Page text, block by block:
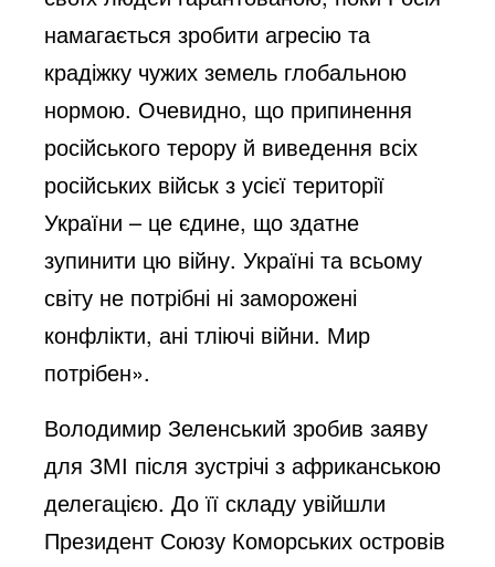
намагається зробити агресію та
крадіжку чужих земель глобальною
нормою. Очевидно, що припинення
російського терору й виведення всіх
російських військ з усієї території
України – це єдине, що здатне
зупинити цю війну. Україні та всьому
світу не потрібні ні заморожені
конфлікти, ані тліючі війни. Мир
потрібен».
Володимир Зеленський зробив заяву
для ЗМІ після зустрічі з африканською
делегацією. До її складу увійшли
Президент Союзу Коморських островів